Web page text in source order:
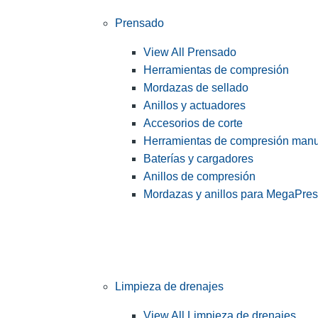
Prensado
View All Prensado
Herramientas de compresión
Mordazas de sellado
Anillos y actuadores
Accesorios de corte
Herramientas de compresión
Baterías y cargadores
Anillos de compresión
Mordazas y anillos para
Limpieza de drenajes
View All Limpieza de drenajes